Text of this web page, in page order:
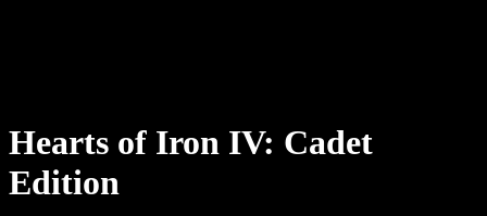
Hearts of Iron IV: Cadet
Edition